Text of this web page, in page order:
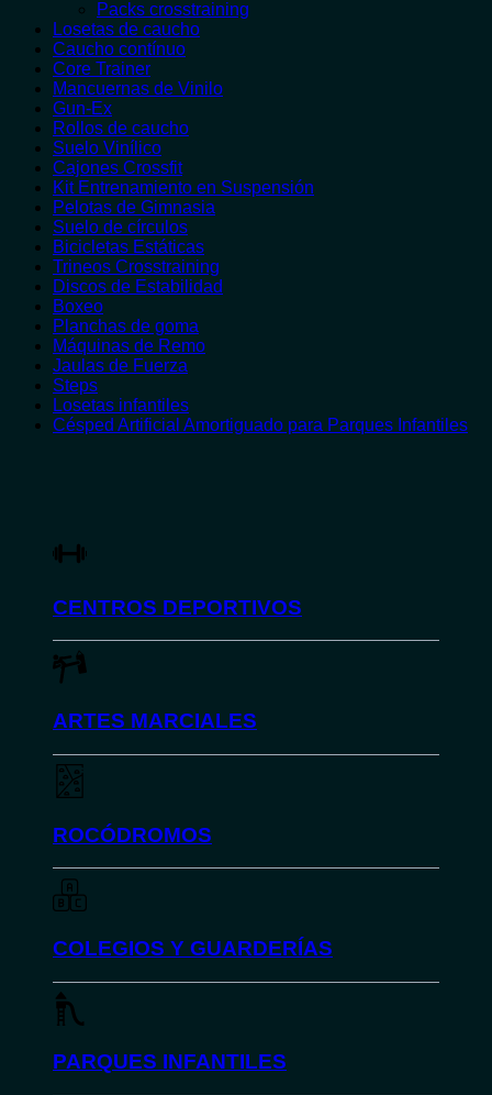
Packs crosstraining
Losetas de caucho
Caucho contínuo
Core Trainer
Mancuernas de Vinilo
Gun-Ex
Rollos de caucho
Suelo Vinílico
Cajones Crossfit
Kit Entrenamiento en Suspensión
Pelotas de Gimnasia
Suelo de círculos
Bicicletas Estáticas
Trineos Crosstraining
Discos de Estabilidad
Boxeo
Planchas de goma
Máquinas de Remo
Jaulas de Fuerza
Steps
Losetas infantiles
Césped Artificial Amortiguado para Parques Infantiles
CENTROS DEPORTIVOS
ARTES MARCIALES
ROCÓDROMOS
COLEGIOS Y GUARDERÍAS
PARQUES INFANTILES